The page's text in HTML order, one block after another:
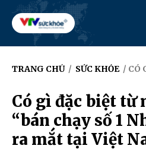
TRANG CHỦ / SỨC KHỎE / CÓ GÌ ĐẶC
Có gì đặc biệt từ
“bán chạy số 1
ra mắt tại Việt